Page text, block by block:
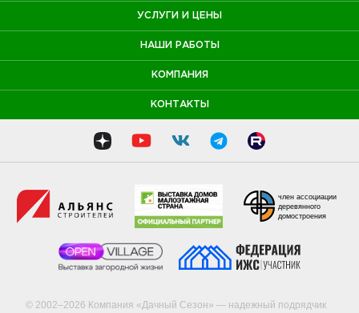
УСЛУГИ И ЦЕНЫ
НАШИ РАБОТЫ
КОМПАНИЯ
КОНТАКТЫ
© 2002–2026 Компания «Дачный Сезон» — надежный подрядчик
член ассоциации
деревянного
домостроения